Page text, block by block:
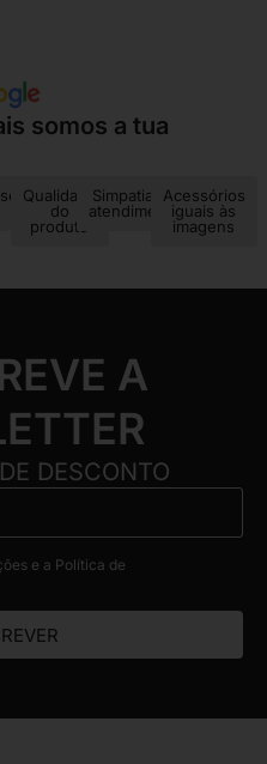
somos a tua
Qualidade
do
produto
Simpatia no
atendimento
Acessórios
iguais às
imagens
A
DESCONTO
e a Política de